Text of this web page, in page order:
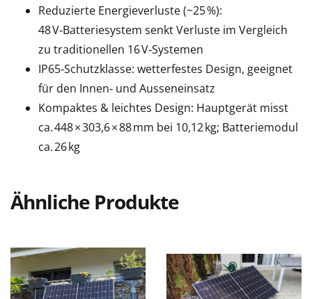
Reduzierte Energieverluste (~25 %):
48 V‑Batteriesystem senkt Verluste im Vergleich
zu traditionellen 16 V‑Systemen
IP65‑Schutzklasse: wetterfestes Design, geeignet
für den Innen‑ und Ausseneinsatz
Kompaktes & leichtes Design: Hauptgerät misst
ca. 448 × 303,6 × 88 mm bei 10,12 kg; Batteriemodul
ca. 26 kg
Ähnliche Produkte